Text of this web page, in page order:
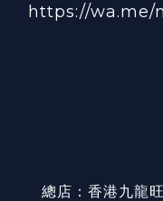
https://wa.me/
總店：香港九龍